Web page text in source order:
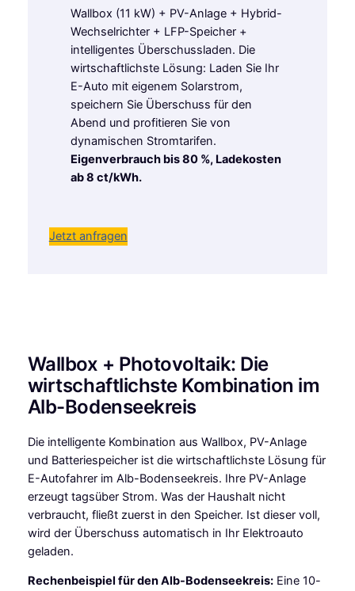
Wallbox (11 kW) + PV-Anlage + Hybrid-
Wechselrichter + LFP-Speicher +
intelligentes Überschussladen. Die
wirtschaftlichste Lösung: Laden Sie Ihr
E-Auto mit eigenem Solarstrom,
speichern Sie Überschuss für den
Abend und profitieren Sie von
dynamischen Stromtarifen.
Eigenverbrauch bis 80 %, Ladekosten
ab 8 ct/kWh.
Jetzt anfragen
Wallbox + Photovoltaik: Die
wirtschaftlichste Kombination im
Alb-Bodenseekreis
Die intelligente Kombination aus Wallbox, PV-Anlage
und Batteriespeicher ist die wirtschaftlichste Lösung für
E-Autofahrer im Alb-Bodenseekreis. Ihre PV-Anlage
erzeugt tagsüber Strom. Was der Haushalt nicht
verbraucht, fließt zuerst in den Speicher. Ist dieser voll,
wird der Überschuss automatisch in Ihr Elektroauto
geladen.
Rechenbeispiel für den Alb-Bodenseekreis:Eine 10-